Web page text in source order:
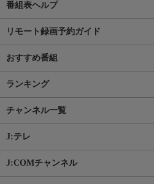
番組表ヘルプ
リモート録画予約ガイド
おすすめ番組
ランキング
チャンネル一覧
J:テレ
J:COMチャンネル